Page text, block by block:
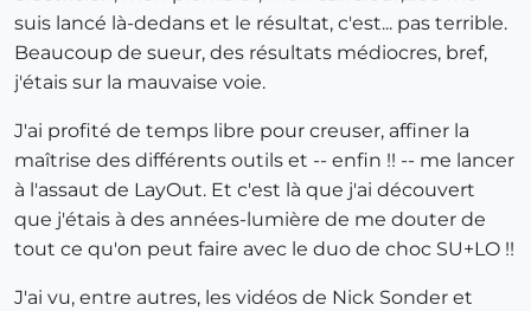
suis lancé là-dedans et le résultat, c'est... pas terrible.
Beaucoup de sueur, des résultats médiocres, bref,
j'étais sur la mauvaise voie.
J'ai profité de temps libre pour creuser, affiner la
maîtrise des différents outils et -- enfin !! -- me lancer
à l'assaut de LayOut. Et c'est là que j'ai découvert
que j'étais à des années-lumière de me douter de
tout ce qu'on peut faire avec le duo de choc SU+LO !!
J'ai vu, entre autres, les vidéos de Nick Sonder et